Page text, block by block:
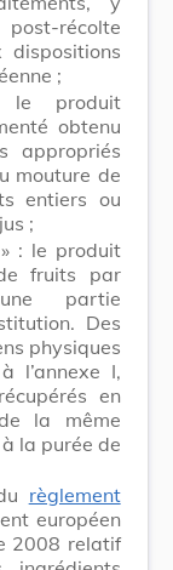
récolte
dispositions
;
produit
obtenu
appropriés
mouture de
entiers ou
;
: le produit
fruits par
partie
Des
physiques
l’annexe I,
en
la même
la purée de
règlement
européen
2008 relatif